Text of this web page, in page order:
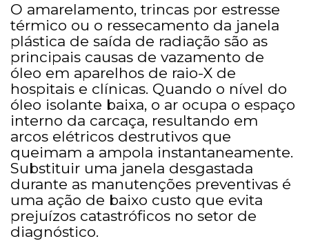
O amarelamento, trincas por estresse
térmico ou o ressecamento da janela
plástica de saída de radiação são as
principais causas de vazamento de
óleo em aparelhos de raio-X de
hospitais e clínicas. Quando o nível do
óleo isolante baixa, o ar ocupa o espaço
interno da carcaça, resultando em
arcos elétricos destrutivos que
queimam a ampola instantaneamente.
Substituir uma janela desgastada
durante as manutenções preventivas é
uma ação de baixo custo que evita
prejuízos catastróficos no setor de
diagnóstico.